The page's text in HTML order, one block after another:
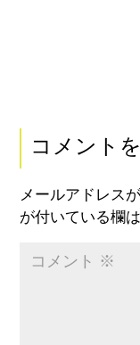
コメント
メールアドレス
が付いている欄